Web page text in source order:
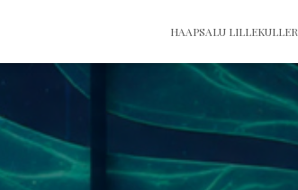
HAAPSALU LILLEKULLER